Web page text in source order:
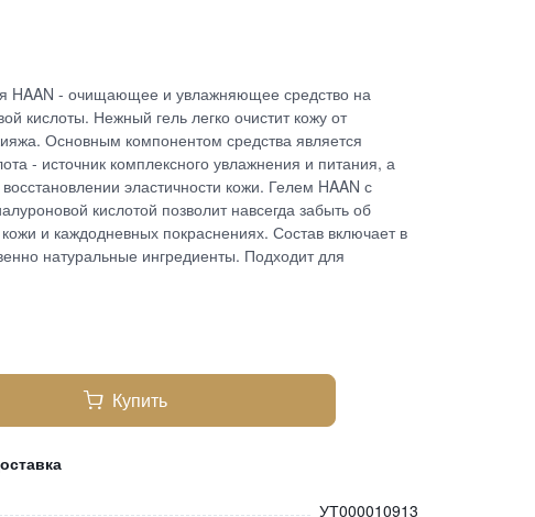
HAAN - очищающее и увлажняющее средство на
кислоты. Нежный гель легко очистит кожу от
Основным компонентом средства является
- источник комплексного увлажнения и питания, а
эластичности кожи. Гелем HAAN с
кислотой позволит навсегда забыть об
и каждодневных покраснениях. Состав включает в
натуральные ингредиенты. Подходит для
Купить
УТ000010913